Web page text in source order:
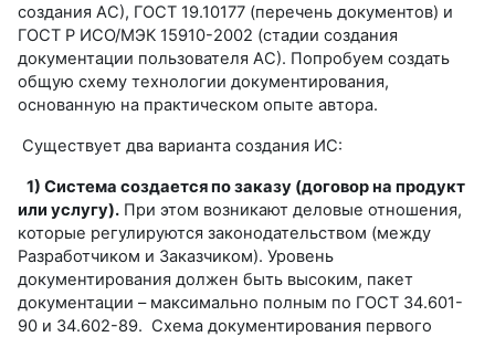
создания АС), ГОСТ 19.10177 (перечень документов) и
ГОСТ Р ИСО/МЭК 15910-2002 (стадии создания
документации пользователя АС). Попробуем создать
общую схему технологии документирования,
основанную на практическом опыте автора.
Существует два варианта создания ИС:
1) Система создается по заказу (договор на продукт
или услугу). При этом возникают деловые отношения,
которые регулируются законодательством (между
Разработчиком и Заказчиком). Уровень
документирования должен быть высоким, пакет
документации – максимально полным по ГОСТ 34.601-
90 и 34.602-89. Схема документирования первого